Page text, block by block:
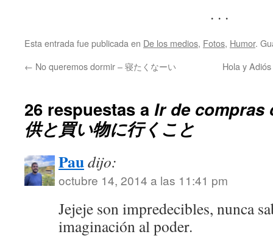
. . .
Esta entrada fue publicada en De los medios, Fotos, Humor.
← No queremos dormir – 寝たくなーい Hola y
26 respuestas a Ir de compras
供と買い物に行くこと
Paudijo:
octubre 14, 2014 a las 11:41 pm
Jejeje son impredecibles, nunca
imaginación al poder.